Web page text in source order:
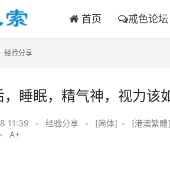
首页 戒色论坛
经验分享
，睡眠，精气神，视力该
11:39 • 经验分享 • [简体] • [港澳繁體]
• A+